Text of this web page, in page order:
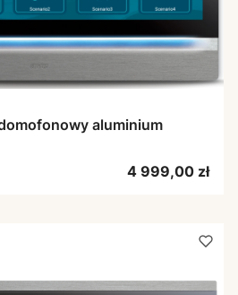
aluminium
Cena
4 999,00 zł